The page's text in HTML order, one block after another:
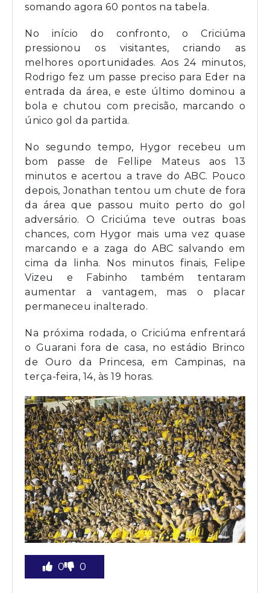
somando agora 60 pontos na tabela.
No início do confronto, o Criciúma
pressionou os visitantes, criando as
melhores oportunidades. Aos 24 minutos,
Rodrigo fez um passe preciso para Eder na
entrada da área, e este último dominou a
bola e chutou com precisão, marcando o
único gol da partida.
No segundo tempo, Hygor recebeu um
bom passe de Fellipe Mateus aos 13
minutos e acertou a trave do ABC. Pouco
depois, Jonathan tentou um chute de fora
da área que passou muito perto do gol
adversário. O Criciúma teve outras boas
chances, com Hygor mais uma vez quase
marcando e a zaga do ABC salvando em
cima da linha. Nos minutos finais, Felipe
Vizeu e Fabinho também tentaram
aumentar a vantagem, mas o placar
permaneceu inalterado.
Na próxima rodada, o Criciúma enfrentará
o Guarani fora de casa, no estádio Brinco
de Ouro da Princesa, em Campinas, na
terça-feira, 14, às 19 horas.
0 0